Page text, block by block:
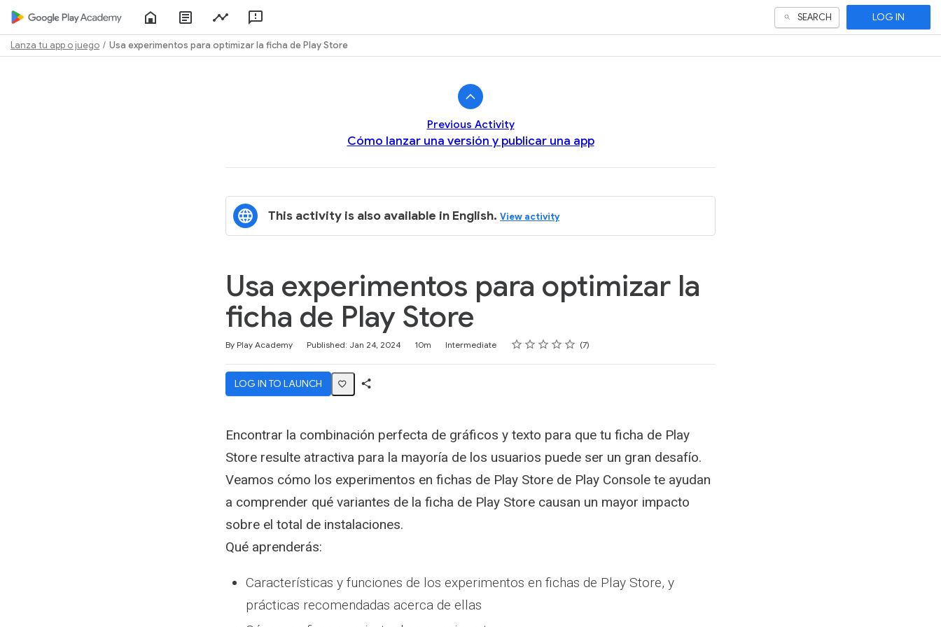
Play
Academy
Console
SEARCH LOG IN
Lanza tu app o juego Usa experimentos para optimizar la ficha de Play Store
Previous Activity
Cómo lanzar una versión y publicar una app
This activity is also available in English. View activity
Usa experimentos para optimizar la
ficha de Play Store
By Play Academy Published: Jan 24, 2024 10m Intermediate Rating
1 star
2 stars
3 stars
4 stars
5 stars 7
LOG IN TO LAUNCH
Encontrar la combinación perfecta de gráficos y texto para que tu ficha de Play
Store resulte atractiva para la mayoría de los usuarios puede ser un gran desafío.
Veamos cómo los experimentos en fichas de Play Store de Play Console te ayudan
a comprender qué variantes de la ficha de Play Store causan un mayor impacto
sobre el total de instalaciones.
Qué aprenderás:
Características y funciones de los experimentos en fichas de Play Store, y
prácticas recomendadas acerca de ellas